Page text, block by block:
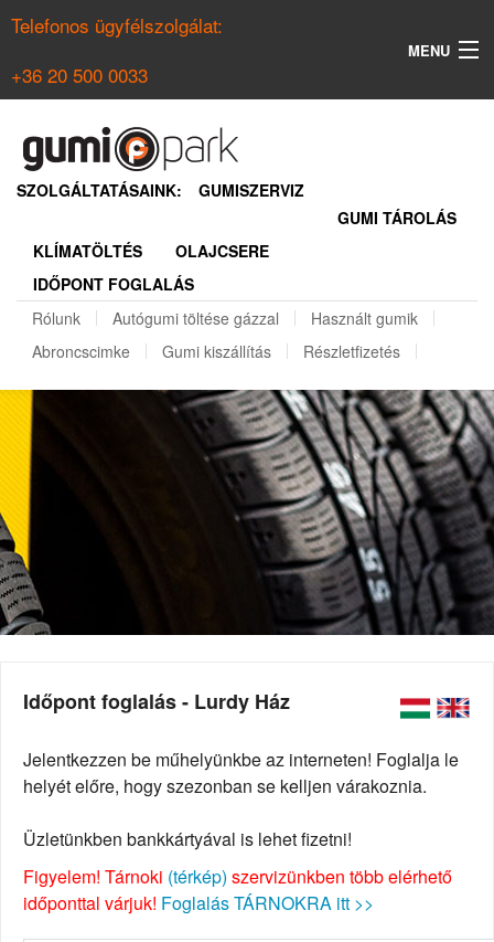
Telefonos ügyfélszolgálat:
+36 20 500 0033
MENU
NYÁRI GUMI KERESŐ
REGISZTRÁCIÓ
SZOLGÁLTATÁSAINK:
GUMISZERVIZ
GUMI TÁROLÁS
KLÍMATÖLTÉS
OLAJCSERE
IDŐPONT FOGLALÁS
Rólunk
Autógumi töltése gázzal
Használt gumik
Abroncscimke
Gumi kiszállítás Részletfizetés
Időpont foglalás - Lurdy Ház
Jelentkezzen be műhelyünkbe az interneten! Foglalja le
helyét előre, hogy szezonban se kelljen várakoznia.
Üzletünkben bankkártyával is lehet fizetni!
Figyelem! Tárnoki (térkép) szervizünkben több elérhető
időponttal várjuk! Foglalás TÁRNOKRA itt >>